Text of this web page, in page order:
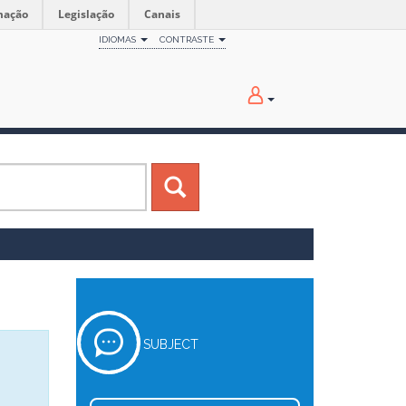
Legislação Canais
IDIOMAS CONTRASTE
SUBJECT